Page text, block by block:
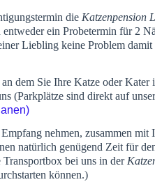
die Katzenpension
ein Probetermin für 2
Liebling keine Problem
dem Sie Ihre Katze oder
(Parkplätze sind direkt auf
nehmen, zusammen mit
natürlich genügend Zeit für
bei uns in der
können.)